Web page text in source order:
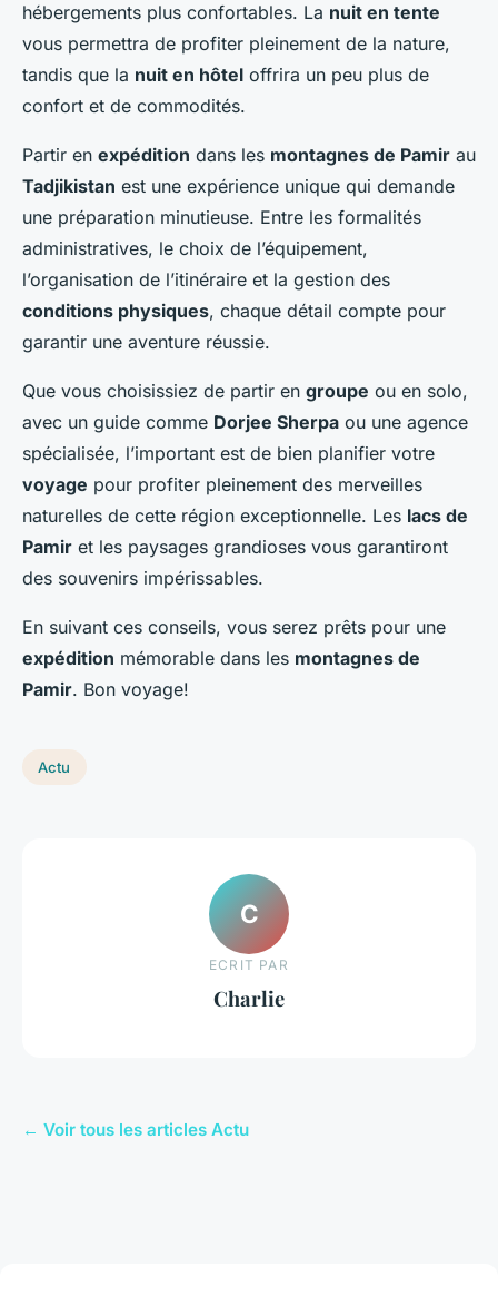
hébergements plus confortables. La nuit en tente
vous permettra de profiter pleinement de la nature,
tandis que la nuit en hôtel offrira un peu plus de
confort et de commodités.
Partir en expédition dans les montagnes de Pamir au
Tadjikistan est une expérience unique qui demande
une préparation minutieuse. Entre les formalités
administratives, le choix de l’équipement,
l’organisation de l’itinéraire et la gestion des
conditions physiques, chaque détail compte pour
garantir une aventure réussie.
Que vous choisissiez de partir en groupe ou en solo,
avec un guide comme Dorjee Sherpa ou une agence
spécialisée, l’important est de bien planifier votre
voyage pour profiter pleinement des merveilles
naturelles de cette région exceptionnelle. Les lacs de
Pamir et les paysages grandioses vous garantiront
des souvenirs impérissables.
En suivant ces conseils, vous serez prêts pour une
expédition mémorable dans les montagnes de
Pamir. Bon voyage!
Actu
C
ECRIT PAR
Charlie
← Voir tous les articles Actu